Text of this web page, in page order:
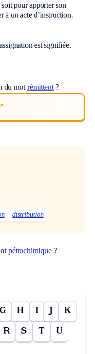
pour apporter son
à un acte d’instruction.
est signifiée.
du mot rémittent ?
distribution
pétrochimique?
G H I J K
R S T U